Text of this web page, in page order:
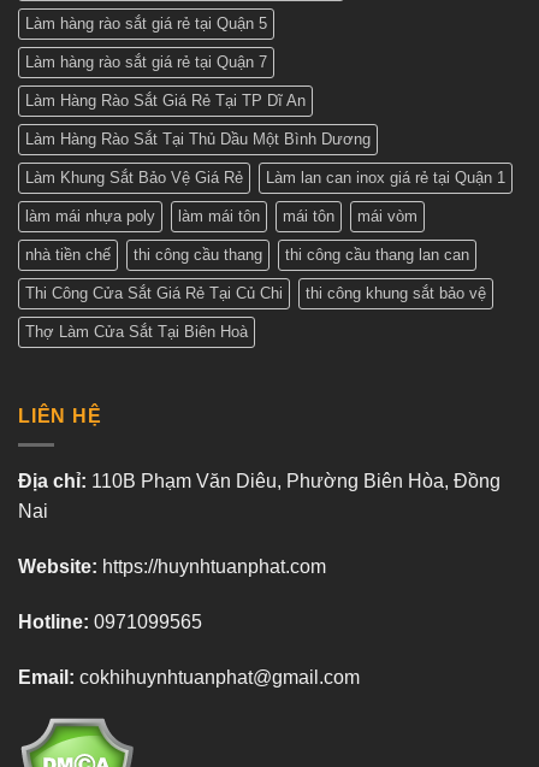
Làm hàng rào sắt giá rẻ tại Quận 5
Làm hàng rào sắt giá rẻ tại Quận 7
Làm Hàng Rào Sắt Giá Rẻ Tại TP Dĩ An
Làm Hàng Rào Sắt Tại Thủ Dầu Một Bình Dương
Làm Khung Sắt Bảo Vệ Giá Rẻ Làm lan can inox giá rẻ tại Quận 1
làm mái nhựa poly làm mái tôn mái tôn mái vòm
nhà tiền chế thi công cầu thang thi công cầu thang lan can
Thi Công Cửa Sắt Giá Rẻ Tại Củ Chi thi công khung sắt bảo vệ
Thợ Làm Cửa Sắt Tại Biên Hoà
LIÊN HỆ
Địa chỉ: 110B Phạm Văn Diêu, Phường Biên Hòa, Đồng
Nai
Website: https://huynhtuanphat.com
Hotline: 0971099565
Email: cokhihuynhtuanphat@gmail.com